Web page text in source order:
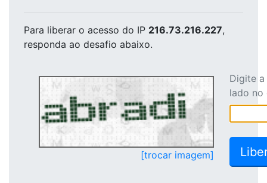
Para liberar o acesso do IP 216.73.216.227,
responda ao desafio abaixo.
[trocar imagem]
Digite
lado no